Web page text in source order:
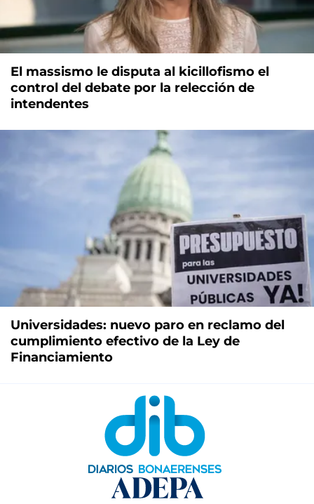
El massismo le disputa al kicillofismo el
control del debate por la relección de
intendentes
Universidades: nuevo paro en reclamo del
cumplimiento efectivo de la Ley de
Financiamiento